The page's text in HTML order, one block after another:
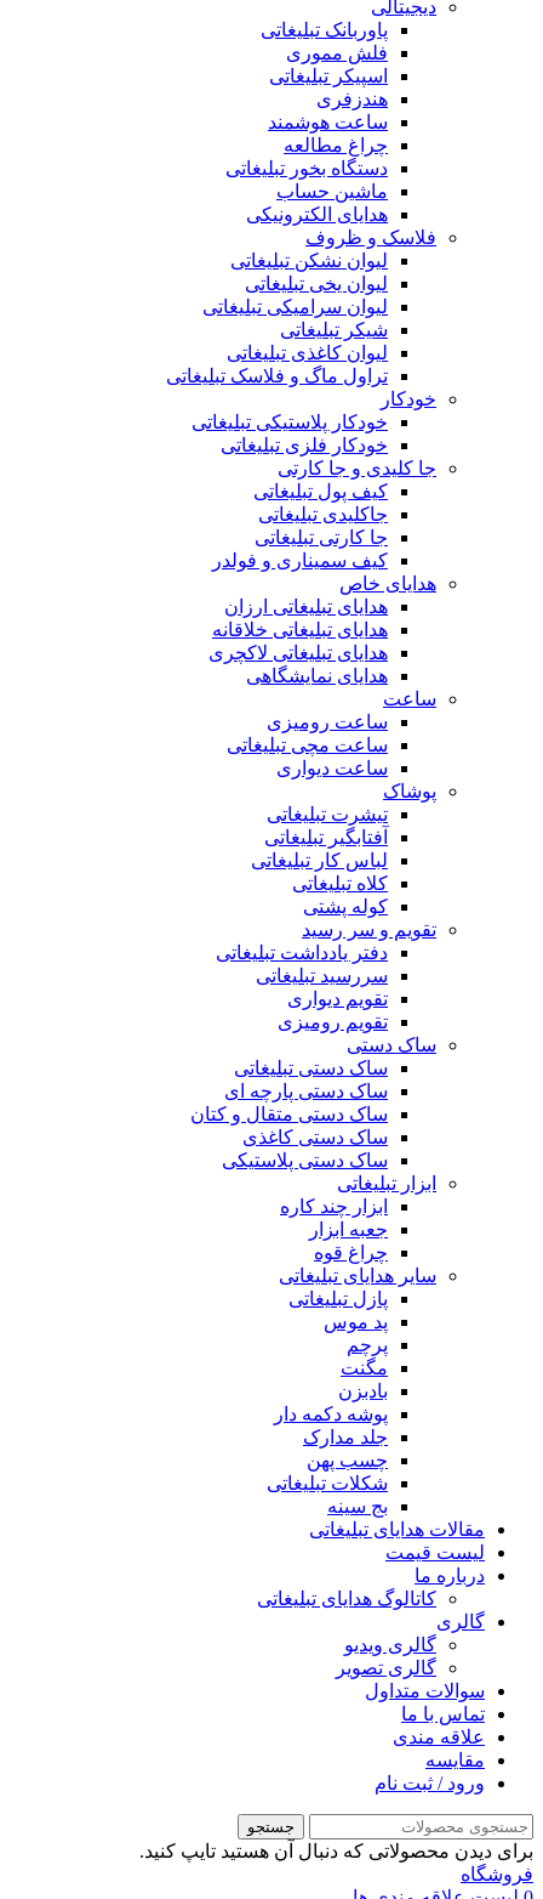
دیجیتالی
پاوربانک تبلیغاتی
فلش مموری
اسپیکر تبلیغاتی
هندزفری
ساعت هوشمند
چراغ مطالعه
دستگاه بخور تبلیغاتی
ماشین حساب
هدایای الکترونیکی
فلاسک و ظروف
لیوان نشکن تبلیغاتی
لیوان یخی تبلیغاتی
لیوان سرامیکی تبلیغاتی
شیکر تبلیغاتی
لیوان کاغذی تبلیغاتی
تراول ماگ و فلاسک تبلیغاتی
خودکار
خودکار پلاستیکی تبلیغاتی
خودکار فلزی تبلیغاتی
جا کلیدی و جا کارتی
کیف پول تبلیغاتی
جاکلیدی تبلیغاتی
جا کارتی تبلیغاتی
کیف سمیناری و فولدر
هدایای خاص
هدایای تبلیغاتی ارزان
هدایای تبلیغاتی خلاقانه
هدایای تبلیغاتی لاکچری
هدایای نمایشگاهی
ساعت
ساعت رومیزی
ساعت مچی تبلیغاتی
ساعت دیواری
پوشاک
تیشرت تبلیغاتی
آفتابگیر تبلیغاتی
لباس کار تبلیغاتی
کلاه تبلیغاتی
کوله پشتی
تقویم و سر رسید
دفتر یادداشت تبلیغاتی
سررسید تبلیغاتی
تقویم دیواری
تقویم رومیزی
ساک دستی
ساک دستی تبلیغاتی
ساک دستی پارچه ای
ساک دستی متقال و کتان
ساک دستی کاغذی
ساک دستی پلاستیکی
ابزار تبلیغاتی
ابزار چند کاره
جعبه ابزار
چراغ قوه
سایر هدایای تبلیغاتی
پازل تبلیغاتی
پد موس
پرچم
مگنت
بادبزن
پوشه دکمه دار
جلد مدارک
چسب پهن
شکلات تبلیغاتی
بج سینه
مقالات هدایای تبلیغاتی
لیست قیمت
درباره ما
کاتالوگ هدایای تبلیغاتی
گالری
گالری ویدیو
گالری تصویر
سوالات متداول
تماس با ما
علاقه مندی
مقايسه
ورود / ثبت نام
جستجو
برای دیدن محصولاتی که دنبال آن هستید تایپ کنید.
فروشگاه